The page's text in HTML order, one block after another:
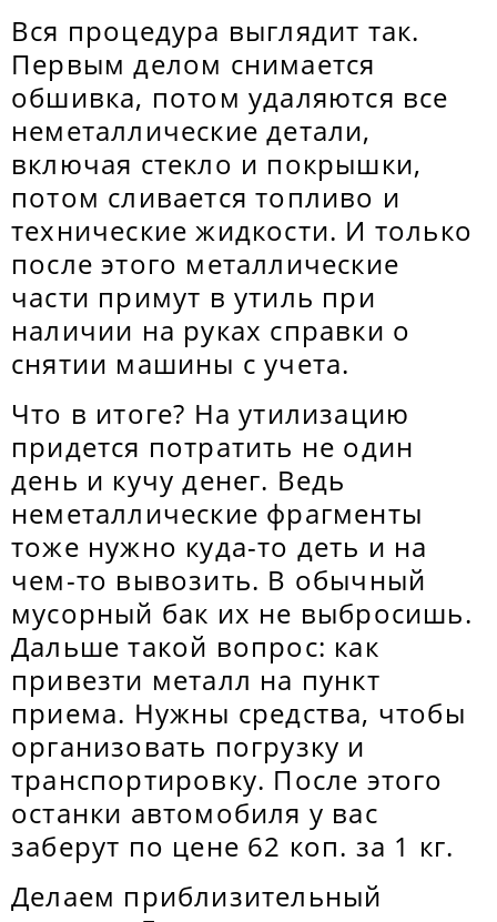
Вся процедура выглядит так.
Первым делом снимается
обшивка, потом удаляются все
неметаллические детали,
включая стекло и покрышки,
потом сливается топливо и
технические жидкости. И только
после этого металлические
части примут в утиль при
наличии на руках справки о
снятии машины с учета.
Что в итоге? На утилизацию
придется потратить не один
день и кучу денег. Ведь
неметаллические фрагменты
тоже нужно куда-то деть и на
чем-то вывозить. В обычный
мусорный бак их не выбросишь.
Дальше такой вопрос: как
привезти металл на пункт
приема. Нужны средства, чтобы
организовать погрузку и
транспортировку. После этого
останки автомобиля у вас
заберут по цене 62 коп. за 1 кг.
Делаем приблизительный